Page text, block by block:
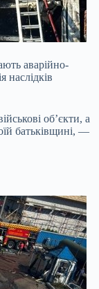
аварійно-
наслідків
об’єкти, а
батьківщині, —